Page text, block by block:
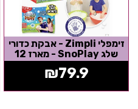
זימפלי Zimpli - אבקת כדורי
שלג SnoPlay - מארז 12
יחידות
₪79.9